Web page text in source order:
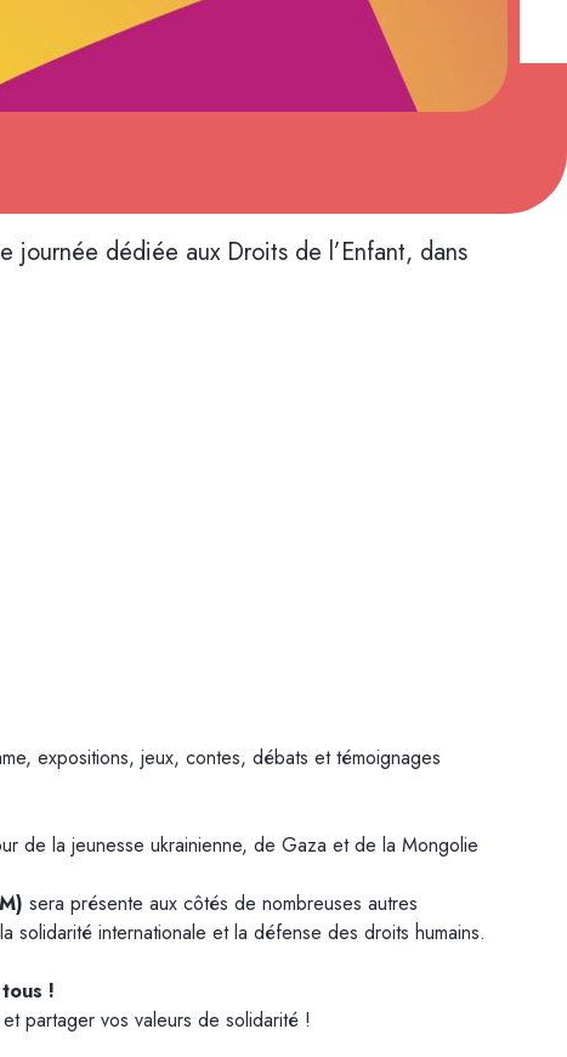
journée dédiée aux Droits de l’Enfant, dans
expositions, jeux, contes, débats et témoignages
de la jeunesse ukrainienne, de Gaza et de la Mongolie
sera présente aux côtés de nombreuses autres
solidarité internationale et la défense des droits humains.
!
partager vos valeurs de solidarité !